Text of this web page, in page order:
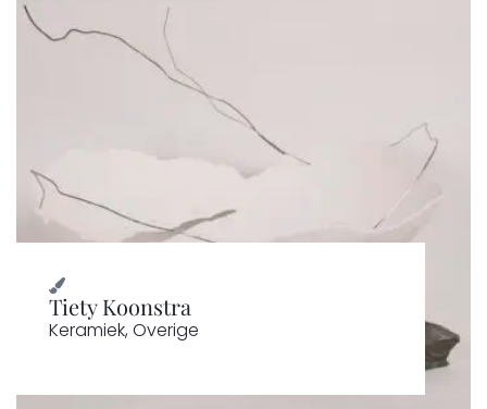
Tiety Koonstra
Keramiek, Overige